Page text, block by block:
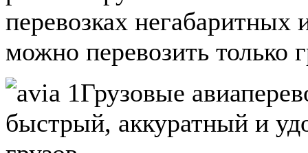
перевозках негабаритных
можно перевозить только
Грузовые
быстрый, аккуратный и